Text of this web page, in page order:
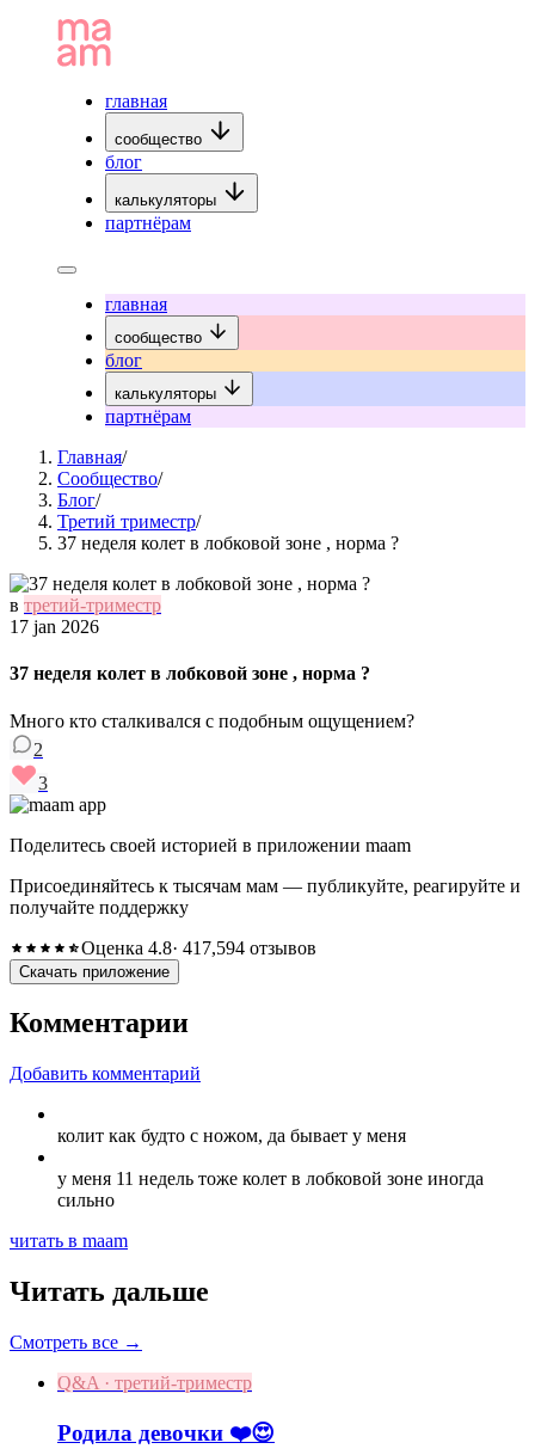
главная
сообщество
блог
калькуляторы
партнёрам
главная
сообщество
блог
калькуляторы
партнёрам
Главная/
Сообщество/
Блог/
Третий триместр/
37 неделя колет в лобковой зоне , норма ?
в третий-триместр
17 jan 2026
37 неделя колет в лобковой зоне , норма ?
Много кто сталкивался с подобным ощущением?
2
3
Поделитесь своей историей в приложении maam
Присоединяйтесь к тысячам мам — публикуйте, реагируйте и
получайте поддержку
Оценка 4.8· 417,594 отзывов
Скачать приложение
Комментарии
Добавить комментарий
колит как будто с ножом, да бывает у меня
у меня 11 недель тоже колет в лобковой зоне иногда
сильно
читать в maam
Читать дальше
Смотреть все →
Q&A · третий-триместр
Родила девочки ❤️😍